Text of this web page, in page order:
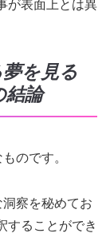
が表面上とは異
を見る
結論
のです。
洞察を秘めてお
することができ